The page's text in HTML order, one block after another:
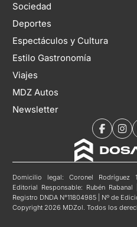
Sociedad
Deportes
Espectáculos y Cultura
Estilo Gastronomía
Viajes
MDZ Autos
Newsletter
Domicilio legal: Coronel Rodríguez
Editorial Responsable: Rubén
Registro DNDA N°11804985 | Nº de
Copyright 2026 MDZol. Todos los